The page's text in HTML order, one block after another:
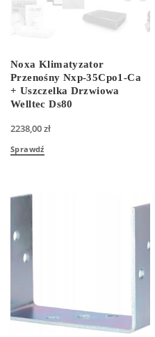
Noxa Klimatyzator
Przenośny Nxp-35Cpo1-Ca
+ Uszczelka Drzwiowa
Welltec Ds80
2238,00zł
Sprawdź